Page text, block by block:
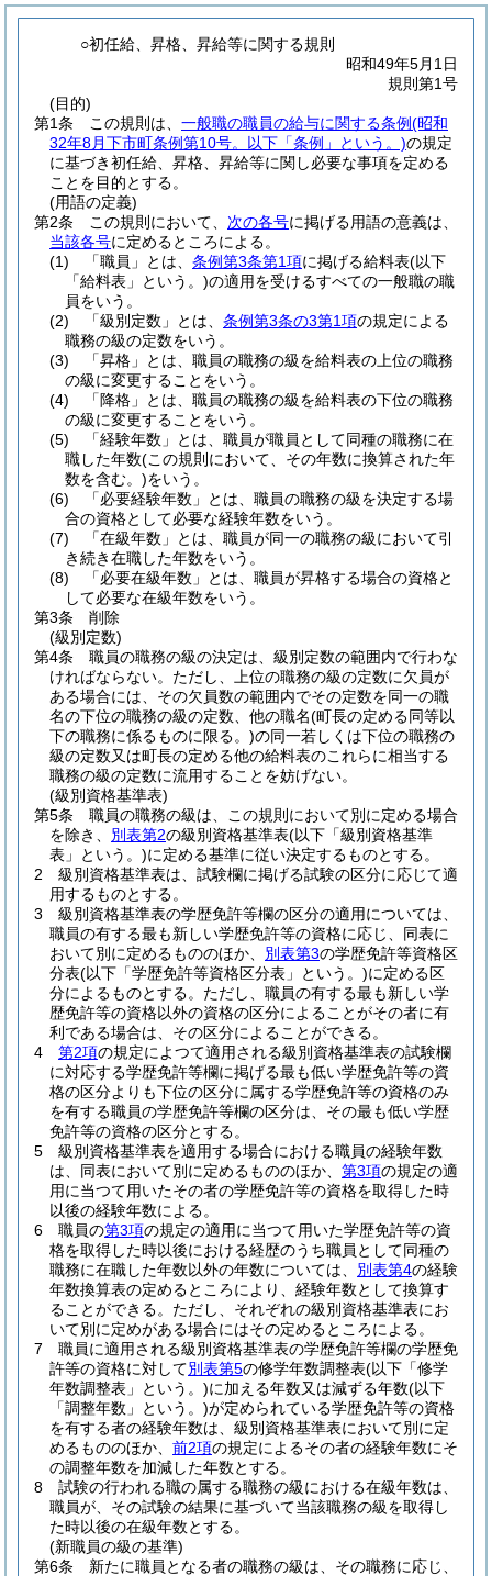
○初任給、昇格、昇給等に関する規則
昭和49年5月1日
規則第1号
(目的)
第1条
この規則は、 一般職の職員の給与に関する条例(昭和
32年8月下市町条例第10号。以下「条例」という。)の規定
に基づき初任給、昇格、昇給等に関し必要な事項を定める
ことを目的とする。
(用語の定義)
第2条
この規則において、 次の各号に掲げる用語の意義は、
当該各号に定めるところによる。
(1)
「職員」とは、 条例第3条第1項に掲げる給料表(以下
「給料表」という。)の適用を受けるすべての一般職の職
員をいう。
(2)
「級別定数」とは、 条例第3条の3第1項の規定による
職務の級の定数をいう。
(3)
「昇格」とは、職員の職務の級を給料表の上位の職務
の級に変更することをいう。
(4)
「降格」とは、職員の職務の級を給料表の下位の職務
の級に変更することをいう。
(5)
「経験年数」とは、職員が職員として同種の職務に在
職した年数(この規則において、その年数に換算された年
数を含む。)をいう。
(6)
「必要経験年数」とは、職員の職務の級を決定する場
合の資格として必要な経験年数をいう。
(7)
「在級年数」とは、職員が同一の職務の級において引
き続き在職した年数をいう。
(8)
「必要在級年数」とは、職員が昇格する場合の資格と
して必要な在級年数をいう。
第3条
削除
(級別定数)
第4条
職員の職務の級の決定は、級別定数の範囲内で行わな
ければならない。 ただし、上位の職務の級の定数に欠員が
ある場合には、その欠員数の範囲内でその定数を同一の職
名の下位の職務の級の定数、他の職名(町長の定める同等以
下の職務に係るものに限る。)の同一若しくは下位の職務の
級の定数又は町長の定める他の給料表のこれらに相当する
職務の級の定数に流用することを妨げない。
(級別資格基準表)
第5条
職員の職務の級は、この規則において別に定める場合
を除き、 別表第2の級別資格基準表(以下「級別資格基準
表」という。)に定める基準に従い決定するものとする。
2
級別資格基準表は、試験欄に掲げる試験の区分に応じて適
用するものとする。
3
級別資格基準表の学歴免許等欄の区分の適用については、
職員の有する最も新しい学歴免許等の資格に応じ、同表に
おいて別に定めるもののほか、 別表第3の学歴免許等資格区
分表(以下「学歴免許等資格区分表」という。)に定める区
分によるものとする。 ただし、職員の有する最も新しい学
歴免許等の資格以外の資格の区分によることがその者に有
利である場合は、その区分によることができる。
4
第2項の規定によつて適用される級別資格基準表の試験欄
に対応する学歴免許等欄に掲げる最も低い学歴免許等の資
格の区分よりも下位の区分に属する学歴免許等の資格のみ
を有する職員の学歴免許等欄の区分は、その最も低い学歴
免許等の資格の区分とする。
5
級別資格基準表を適用する場合における職員の経験年数
は、同表において別に定めるもののほか、 第3項の規定の適
用に当つて用いたその者の学歴免許等の資格を取得した時
以後の経験年数による。
6
職員の第3項の規定の適用に当つて用いた学歴免許等の資
格を取得した時以後における経歴のうち職員として同種の
職務に在職した年数以外の年数については、 別表第4の経験
年数換算表の定めるところにより、経験年数として換算す
ることができる。 ただし、それぞれの級別資格基準表にお
いて別に定めがある場合にはその定めるところによる。
7
職員に適用される級別資格基準表の学歴免許等欄の学歴免
許等の資格に対して別表第5の修学年数調整表(以下「修学
年数調整表」という。)に加える年数又は減ずる年数(以下
「調整年数」という。)が定められている学歴免許等の資格
を有する者の経験年数は、級別資格基準表において別に定
めるもののほか、 前2項の規定によるその者の経験年数にそ
の調整年数を加減した年数とする。
8
試験の行われる職の属する職務の級における在級年数は、
職員が、その試験の結果に基づいて当該職務の級を取得し
た時以後の在級年数とする。
(新職員の級の基準)
第6条
新たに職員となる者の職務の級は、その職務に応じ、